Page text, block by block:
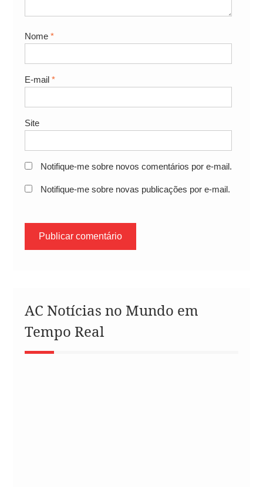
Nome *
E-mail *
Site
Notifique-me sobre novos comentários por e-mail.
Notifique-me sobre novas publicações por e-mail.
AC Notícias no Mundo em
Tempo Real